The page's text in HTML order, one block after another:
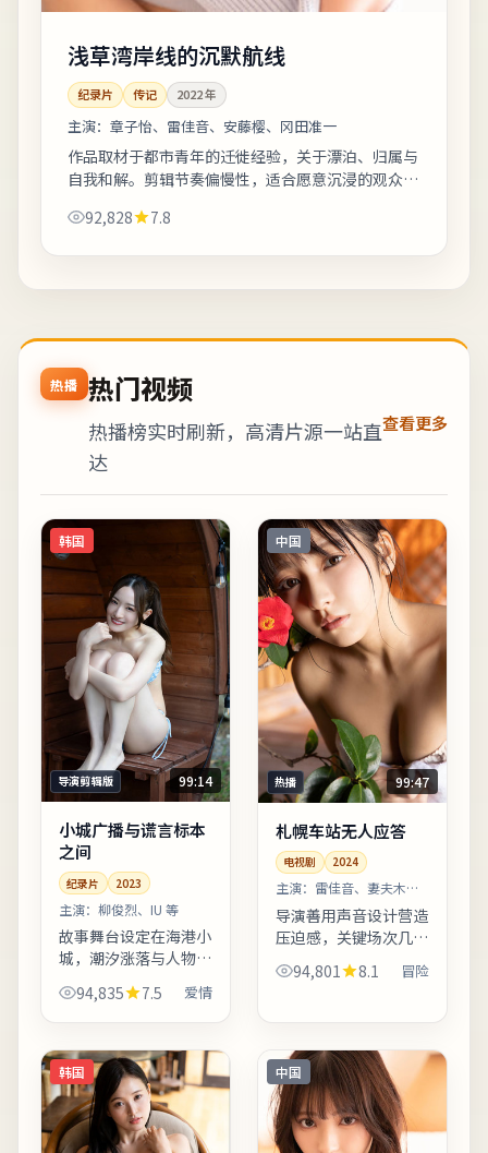
浅草湾岸线的沉默航线
纪录片 传记 2022年
主演： 章子怡、雷佳音、安藤樱、冈田准一
作品取材于都市青年的迁徙经验，关于漂泊、归属与
自我和解。剪辑节奏偏慢性，适合愿意沉浸的观众；
配合大屏与环绕声更能体会声音细节。《浅...
92,828 7.8
热播 热门视频
热播榜实时刷新，高清片源一站直
达
查看更多
韩国
导演剪辑版 99:14
小城广播与谎言标本
之间
纪录片 2023
主演： 柳俊烈、IU 等
故事舞台设定在海港小
城，潮汐涨落与人物命
运形成隐性呼应。结局
留白开放式处理，适合
讨论。剧情信息与人物
关系可在二刷时解锁更
多前...
94,835 7.5 爱情
中国
热播 99:47
札幌车站无人应答
电视剧 2024
主演： 雷佳音、妻夫木聪
导演善用声音设计营造
压迫感，关键场次几乎
依赖环境音推动情绪。
片中地名与季节意象反
晚间完整观看，配合大
屏与...
94,801 8.1 冒险
韩国 中国